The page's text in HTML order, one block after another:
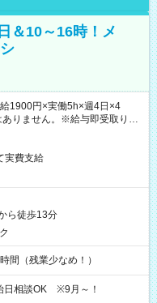
＆10～16時！メ
1900円×実働5h×週4日×4
りません。※給与即受取りサ
実費支給
ら徒歩13分
間（残業少なめ！）
相談OK ※9月～！